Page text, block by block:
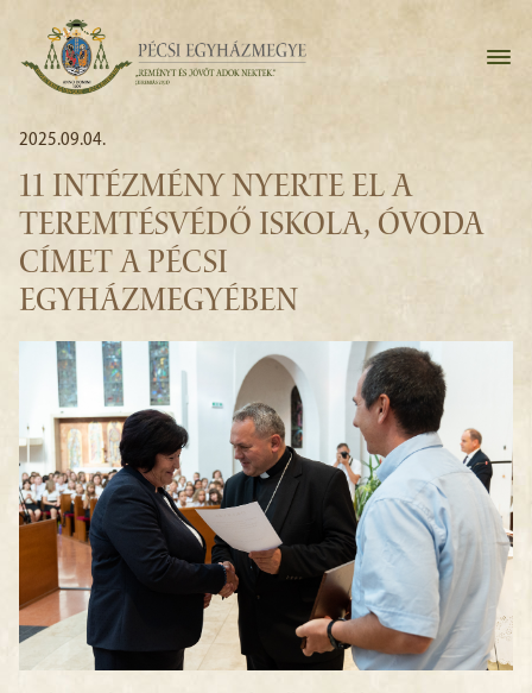
2025.09.04.
11 INTÉZMÉNY NYERTE EL A
TEREMTÉSVÉDŐ ISKOLA, ÓVODA
CÍMET A PÉCSI
EGYHÁZMEGYÉBEN